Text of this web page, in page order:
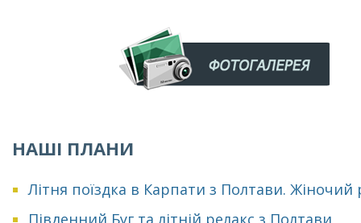
НАШІ ПЛАНИ
Літня поїздка в Карпати з Полтави. Жіночий
Південний Буг та літній релакс з Полтави